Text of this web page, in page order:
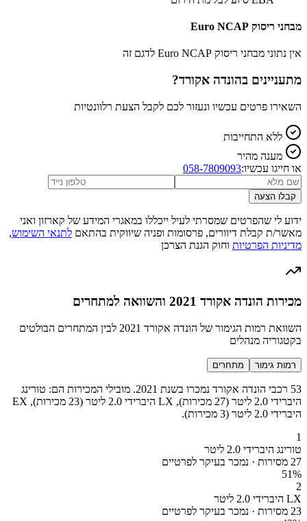
מבחני ריסוק Euro NCAP
אין נתוני מבחני ריסוק Euro NCAP לדגם זה
מתעניינים בהונדה אקורד?
השאירו פרטים עכשיו ונעזור לכם לקבל הצעת רלוונטיות
ללא התחייבות
מענה מהיר
או חייגו עכשיו:058-7809093
קבלו הצעה
ידוע לי שהפרטים שמסרתי לעיל ייכללו במאגרי המידע של קארזון ואני
מאשר/ת קבלת דיוורים, פרסומות ופניה שיווקית בהתאם לתנאי השימוש,
מדיניות הפרטיות וחוק הגנת הצרכן
מכירות הונדה אקורד 2021 והשוואה למתחרים
השוואת רמות הגימור של הונדה אקורד 2021 לבין המתחרים הבולטים
בקטגוריה מנהלים
רמות גימור מתחרים
53 רכבי הונדה אקורד נמכרו בשנת 2021. מובילי המכירות הם: טורינג
היברידי 2.0 ליטר (27 מכירות), LX היברידי 2.0 ליטר (23 מכירות), EX
היברידי 2.0 ליטר (3 מכירות).
1
טורינג היברידי 2.0 ליטר
27 מסירות · נמכר בעיקר לפרטיים
51%
2
LX היברידי 2.0 ליטר
23 מסירות · נמכר בעיקר לפרטיים